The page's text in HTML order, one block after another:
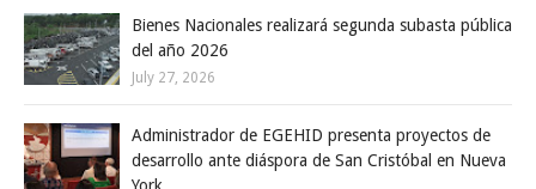
Bienes Nacionales realizará segunda subasta pública
del año 2026
July 27, 2026
Administrador de EGEHID presenta proyectos de
desarrollo ante diáspora de San Cristóbal en Nueva